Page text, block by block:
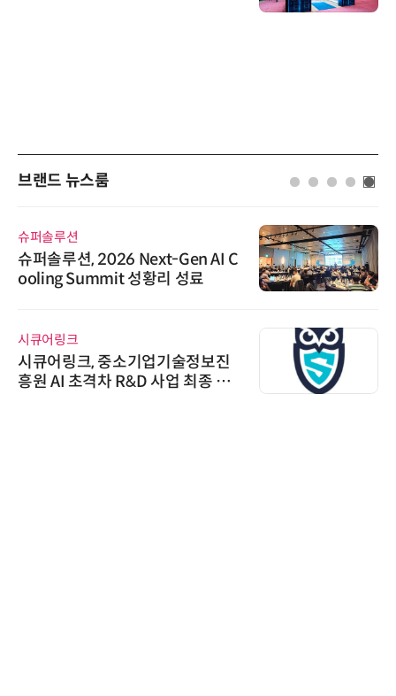
브랜드 뉴스룸
슈퍼솔루션
슈퍼솔루션, 2026 Next-Gen AI C
ooling Summit 성황리 성료
시큐어링크
시큐어링크, 중소기업기술정보진
흥원 AI 초격차 R&D 사업 최종 선